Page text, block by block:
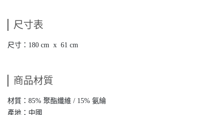
尺寸表
尺寸：180 cm x 61 cm
商品材質
材質：85% 聚酯纖維 / 15% 氨綸
產地：中國